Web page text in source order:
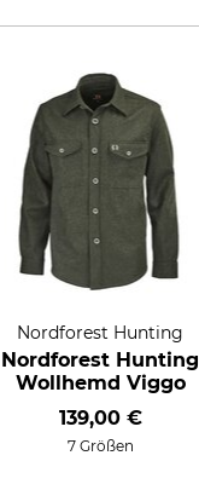
Nordforest Hunting
Nordforest Hunting
Wollhemd Viggo
139,00 €
7 Größen